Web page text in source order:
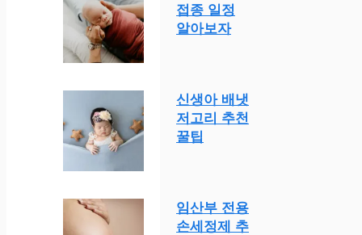
접종 일정
알아보자
신생아 배냇
저고리 추천
꿀팁
임산부 전용
손세정제 추